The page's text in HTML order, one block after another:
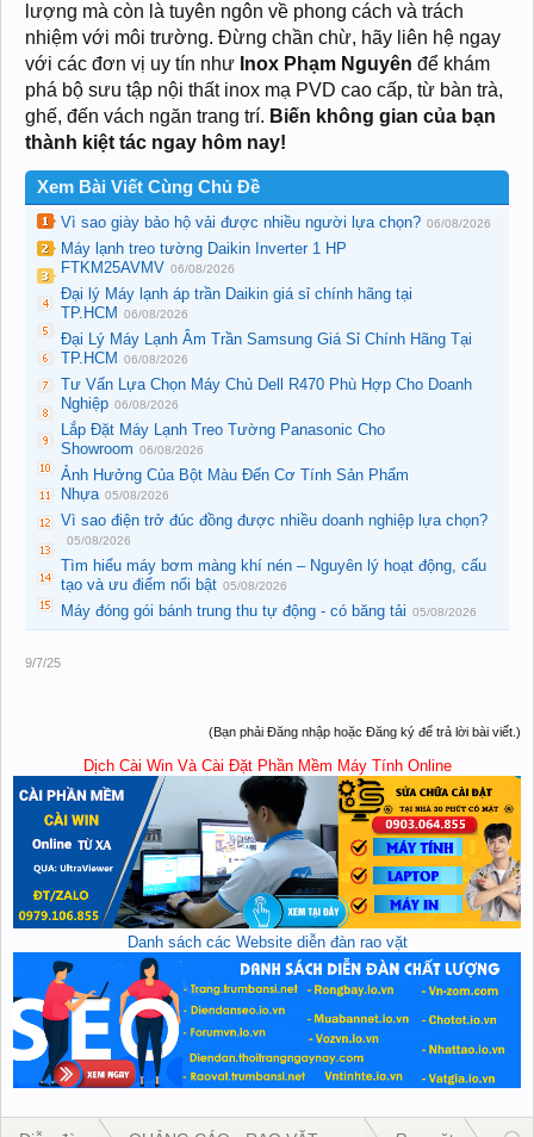
lượng mà còn là tuyên ngôn về phong cách và trách
nhiệm với môi trường. Đừng chần chừ, hãy liên hệ ngay
với các đơn vị uy tín như Inox Phạm Nguyên để khám
phá bộ sưu tập nội thất inox mạ PVD cao cấp, từ bàn trà,
ghế, đến vách ngăn trang trí. Biến không gian của bạn
thành kiệt tác ngay hôm nay!
Xem Bài Viết Cùng Chủ Đề
Vì sao giày bảo hộ vải được nhiều người lựa chọn? 06/08/2026
Máy lạnh treo tường Daikin Inverter 1 HP
FTKM25AVMV 06/08/2026
Đại lý Máy lạnh áp trần Daikin giá sỉ chính hãng tại
TP.HCM
06/08/2026
Đại Lý Máy Lạnh Âm Trần Samsung Giá Sỉ Chính Hãng Tại
TP.HCM
06/08/2026
Tư Vấn Lựa Chọn Máy Chủ Dell R470 Phù Hợp Cho Doanh
Nghiệp 06/08/2026
Lắp Đặt Máy Lạnh Treo Tường Panasonic Cho
Showroom 06/08/2026
Ảnh Hưởng Của Bột Màu Đến Cơ Tính Sản Phẩm
Nhựa 05/08/2026
Vì sao điện trở đúc đồng được nhiều doanh nghiệp lựa chọn?
05/08/2026
Tìm hiểu máy bơm màng khí nén – Nguyên lý hoạt động, cấu
tạo và ưu điểm nổi bật 05/08/2026
Máy đóng gói bánh trung thu tự động - có băng tải 05/08/2026
9/7/25
(Bạn phải Đăng nhập hoặc Đăng ký để trả lời bài viết.)
Dịch Cài Win Và Cài Đặt Phần Mềm Máy Tính Online
Danh sách các Website diễn đàn rao vặt